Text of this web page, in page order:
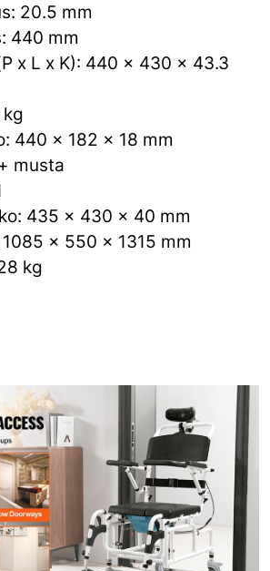
20.5 mm
440 mm
x L x K): 440 x 430 x 43.3
440 x 182 x 18 mm
musta
435 x 430 x 40 mm
x 550 x 1315 mm
kg